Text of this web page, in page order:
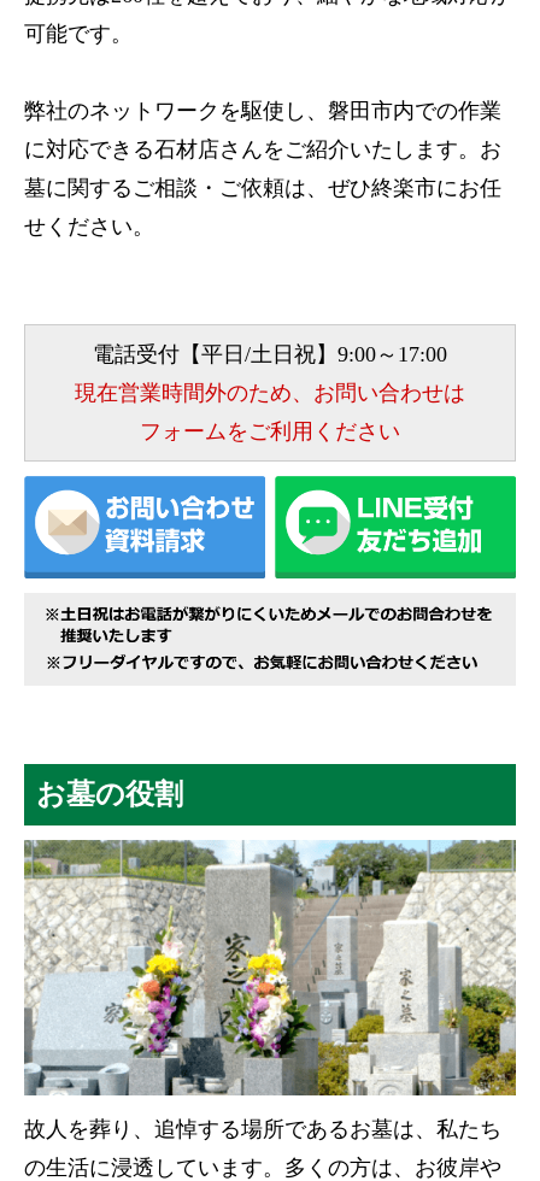
可能です。
弊社のネットワークを駆使し、磐田市内での作業
に対応できる石材店さんをご紹介いたします。お
墓に関するご相談・ご依頼は、ぜひ終楽市にお任
せください。
電話受付【平日/土日祝】9:00～17:00
現在営業時間外のため、お問い合わせは
フォームをご利用ください
お墓の役割
故人を葬り、追悼する場所であるお墓は、私たち
の生活に浸透しています。多くの方は、お彼岸や